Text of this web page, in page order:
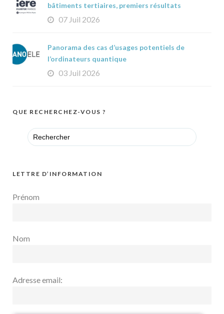
bâtiments tertiaires, premiers résultats
07 Juil 2026
Panorama des cas d’usages potentiels de
l’ordinateurs quantique
03 Juil 2026
QUE RECHERCHEZ-VOUS ?
Search
for:
LETTRE D’INFORMATION
Prénom
Nom
Adresse email: